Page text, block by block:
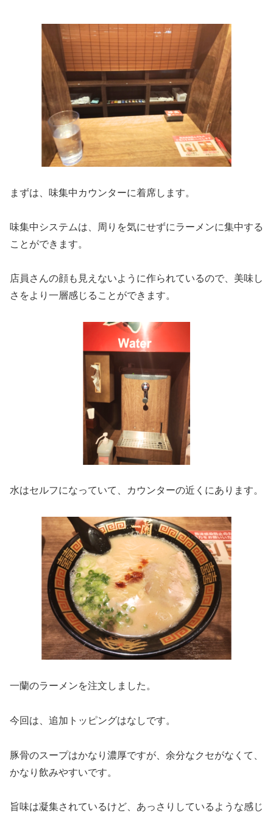
まずは、味集中カウンターに着席します。
味集中システムは、周りを気にせずにラーメンに集中する
ことができます。
店員さんの顔も見えないように作られているので、美味し
さをより一層感じることができます。
水はセルフになっていて、カウンターの近くにあります。
一蘭のラーメンを注文しました。
今回は、追加トッピングはなしです。
豚骨のスープはかなり濃厚ですが、余分なクセがなくて、
かなり飲みやすいです。
旨味は凝集されているけど、あっさりしているような感じ